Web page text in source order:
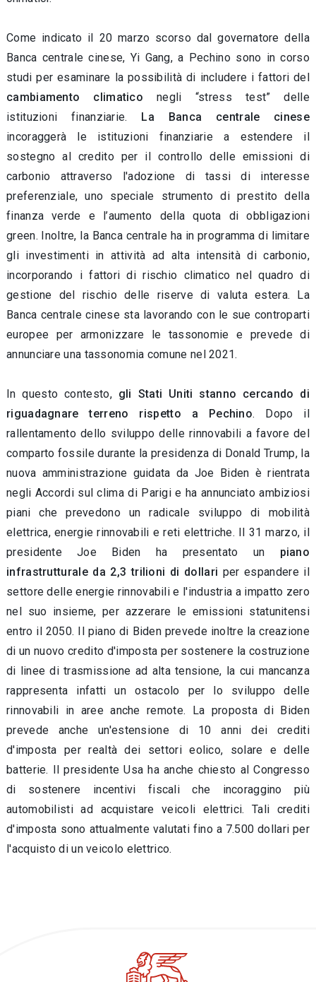
Come indicato il 20 marzo scorso dal governatore della
Banca centrale cinese, Yi Gang, a Pechino sono in corso
studi per esaminare la possibilità di includere i fattori del
cambiamento climatico negli “stress test” delle
istituzioni finanziarie. La Banca centrale cinese
incoraggerà le istituzioni finanziarie a estendere il
sostegno al credito per il controllo delle emissioni di
carbonio attraverso l'adozione di tassi di interesse
preferenziale, uno speciale strumento di prestito della
finanza verde e l’aumento della quota di obbligazioni
green. Inoltre, la Banca centrale ha in programma di limitare
gli investimenti in attività ad alta intensità di carbonio,
incorporando i fattori di rischio climatico nel quadro di
gestione del rischio delle riserve di valuta estera. La
Banca centrale cinese sta lavorando con le sue controparti
europee per armonizzare le tassonomie e prevede di
annunciare una tassonomia comune nel 2021.
In questo contesto, gli Stati Uniti stanno cercando di
riguadagnare terreno rispetto a Pechino. Dopo il
rallentamento dello sviluppo delle rinnovabili a favore del
comparto fossile durante la presidenza di Donald Trump, la
nuova amministrazione guidata da Joe Biden è rientrata
negli Accordi sul clima di Parigi e ha annunciato ambiziosi
piani che prevedono unradicale sviluppo di mobilità
elettrica, energie rinnovabili e reti elettriche. Il 31 marzo, il
presidente Joe Biden ha presentato un piano
infrastrutturale da 2,3 trilioni di dollari per espandere il
settore delle energie rinnovabili e l'industria a impatto zero
nel suo insieme, per azzerare le emissioni statunitensi
entro il 2050. Il piano di Biden prevede inoltre la creazione
di un nuovo credito d'imposta per sostenere la costruzione
di linee di trasmissione ad alta tensione, la cui mancanza
rappresenta infatti un ostacolo per lo sviluppo delle
rinnovabili in aree anche remote. La proposta di Biden
prevede anche un'estensione di 10 anni dei crediti
d'imposta per realtà dei settori eolico, solare e delle
batterie. Il presidente Usa ha anche chiesto al Congresso
di sostenere incentivi fiscali che incoraggino più
automobilisti ad acquistare veicoli elettrici. Tali crediti
d'imposta sono attualmente valutati fino a 7.500 dollari per
l'acquisto di un veicolo elettrico.